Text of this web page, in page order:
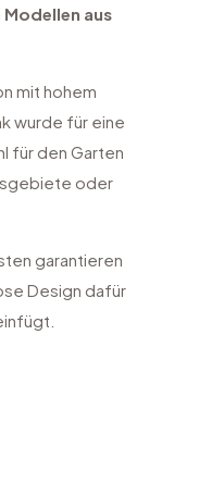
aus
mit hohem
wurde für eine
für den Garten
oder
garantieren
Design dafür